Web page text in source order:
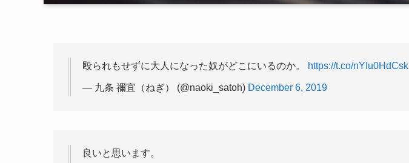
殴られもせずに大人になった奴がどこにいるのか。 https://t.co/nYIu0HdCsk
— 九条 禰宜（ねぎ） (@naoki_satoh) December 6, 2019
良いと思います。